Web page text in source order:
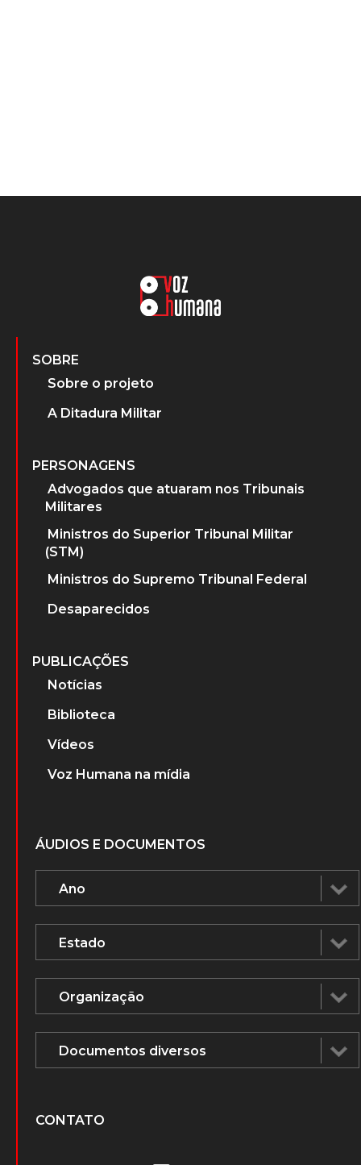
SOBRE
Sobre o projeto
A Ditadura Militar
PERSONAGENS
Advogados que atuaram nos Tribunais
Militares
Ministros do Superior Tribunal Militar
(STM)
Ministros do Supremo Tribunal Federal
Desaparecidos
PUBLICAÇÕES
Notícias
Biblioteca
Vídeos
Voz Humana na mídia
ÁUDIOS E DOCUMENTOS
CONTATO